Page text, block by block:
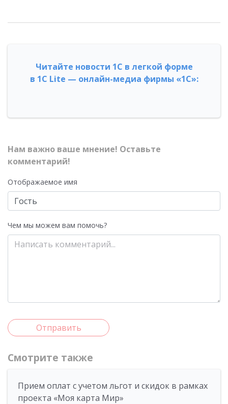
Читайте новости 1С в легкой форме
в 1С Lite — онлайн-медиа фирмы «1С»:
Нам важно ваше мнение! Оставьте
комментарий!
Отображаемое имя
Чем мы можем вам помочь?
Отправить
Смотрите также
Прием оплат с учетом льгот и скидок в рамках
проекта «Моя карта Мир»